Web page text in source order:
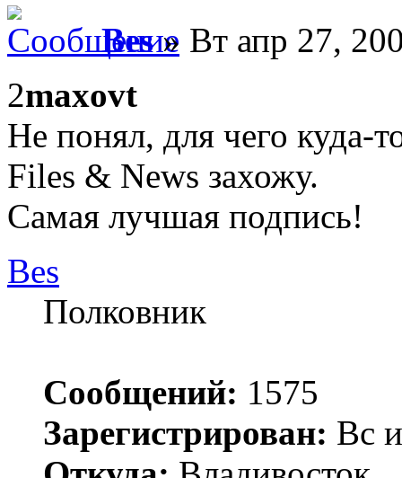
Bes» Вт апр 27,
2maxovt
Не понял, для чего куда-
Files & News захожу.
Самая лучшая подпись!
Bes
Полковник
Сообщений: 1575
Зарегистрирован: Вс